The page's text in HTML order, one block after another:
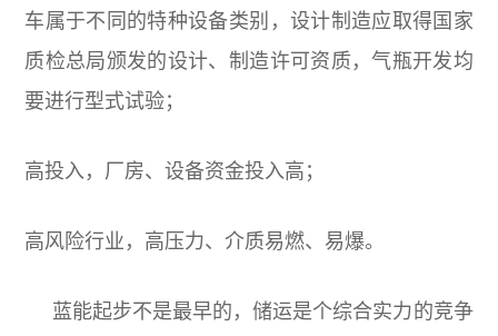
车属于不同的特种设备类别，设计制造应取得国家
质检总局颁发的设计、制造许可资质，气瓶开发均
要进行型式试验；
高投入，厂房、设备资金投入高；
高风险行业，高压力、介质易燃、易爆。
蓝能起步不是最早的，储运是个综合实力的竞争